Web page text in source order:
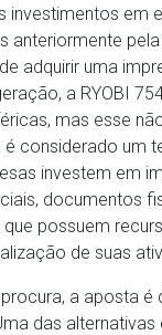
investimentos em
anteriormente
adquirir uma
a RYOBI
mas esse
é considerado um
investem em
documentos
possuem
de suas
a aposta é
das alternativas